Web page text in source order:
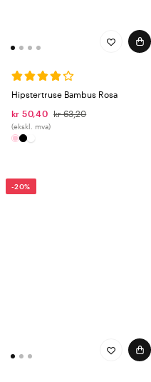
Hipstertruse Bambus Rosa
kr 50,40 kr 63,20
(ekskl. mva)
-20%